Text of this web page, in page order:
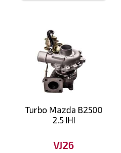
Turbo Mazda B2500
2.5 IHI
VJ26